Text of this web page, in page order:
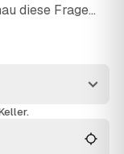
diese Frage
Sie
fachgerecht
übergeben